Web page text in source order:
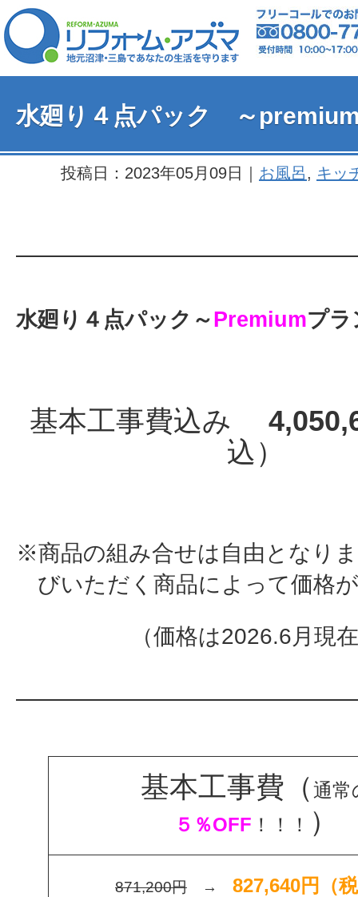
水廻り４点パック ～
投稿日：2023年05月09日｜ お風呂, キッ
水廻り４点パック～Premiumプラ
基本工事費込み
込）
※商品の組み合せは自由となり
びいただく商品によって価格
（価格は2026.6月現
基本工事費（通常
５％OFF ！！！ ）
871,200円 → 827,640円（